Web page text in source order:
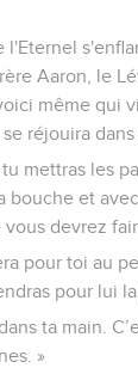
l'Eternel
Aaron, le
même qui
réjouira
mettras les
bouche et
devrez
pour toi au
pour lui la
ta main.
»